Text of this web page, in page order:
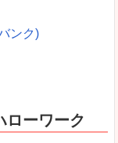
ンク)
ローワーク